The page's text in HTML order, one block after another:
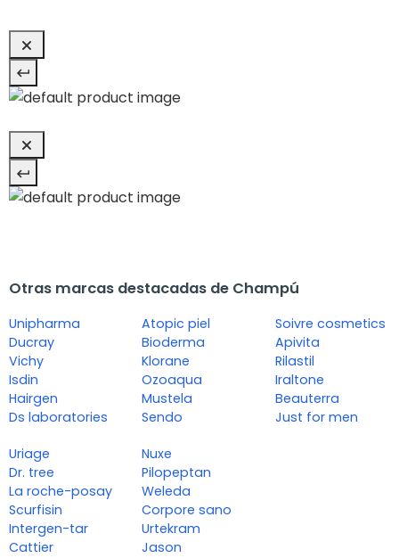
Otras marcas destacadas de Champú
Unipharma
Ducray
Vichy
Isdin
Hairgen
Ds laboratories
Atopic piel
Bioderma
Klorane
Ozoaqua
Mustela
Sendo
Soivre cosmetics
Apivita
Rilastil
Iraltone
Beauterra
Just for men
Uriage
Dr. tree
La roche-posay
Scurfisin
Intergen-tar
Cattier
Nuxe
Pilopeptan
Weleda
Corpore sano
Urtekram
Jason